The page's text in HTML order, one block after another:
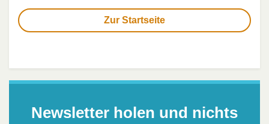
Zur Startseite
Newsletter holen und nichts